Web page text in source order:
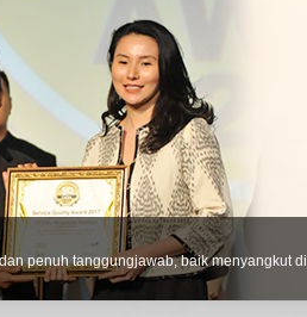
penuh tanggungjawab, baik menyangkut